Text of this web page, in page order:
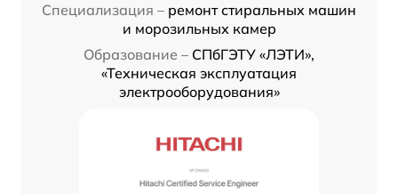
Специализация – ремонт стиральных машин
и морозильных камер
Образование – СПбГЭТУ «ЛЭТИ»,
«Техническая эксплуатация
электрооборудования»